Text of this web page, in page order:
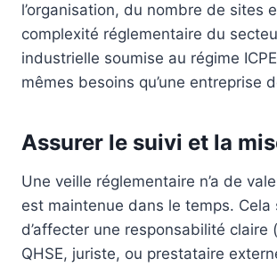
l’organisation, du nombre de sites
complexité réglementaire du
industrielle soumise au régime ICPE
mêmes besoins qu’une entreprise
Assurer le suivi et la
Une veille réglementaire n’a de
est maintenue dans le temps. Cela
d’affecter une responsabilité claire
QHSE, juriste, ou prestataire